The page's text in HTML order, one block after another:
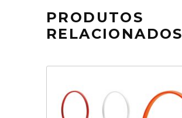
PRODUTOS
RELACIONADOS